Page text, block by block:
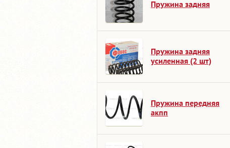
Пружина задняя
Пружина задняя
усиленная (2 шт)
Пружина передняя
акпп